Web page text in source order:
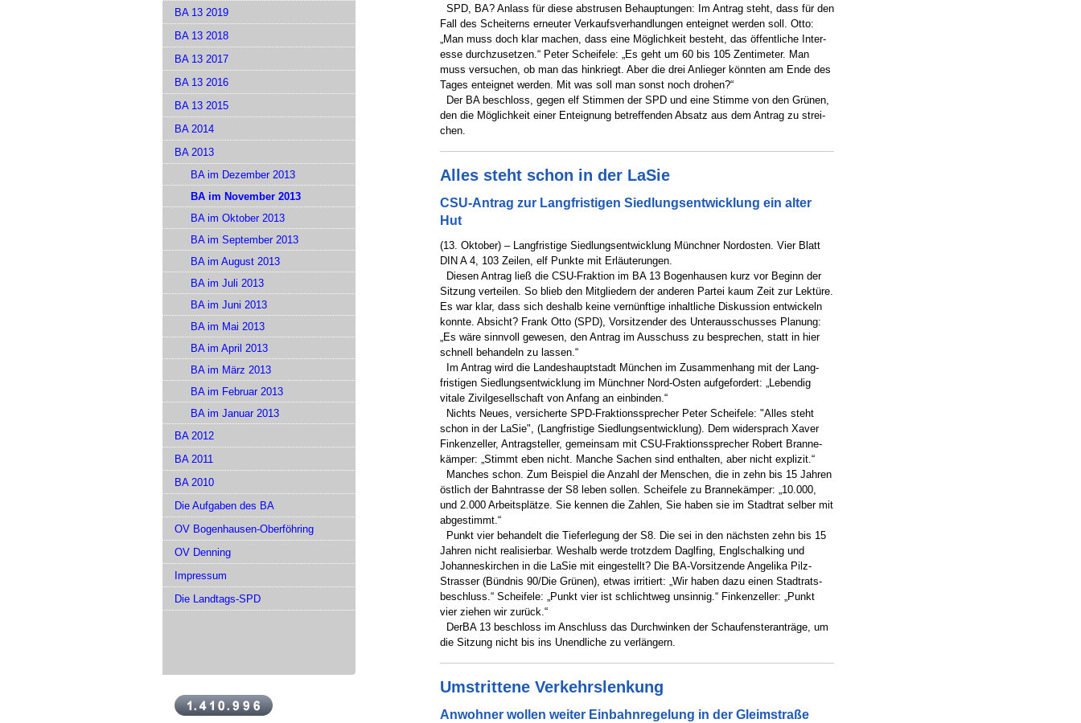
SPD, BA? Anlass für diese abstrusen Behauptungen: Im Antrag steht, dass für den
Fall des Scheiterns erneuter Verkaufsverhandlungen enteignet werden soll. Otto:
„Man muss doch klar machen, dass eine Möglichkeit besteht, das öffentliche Inter-
esse durchzusetzen.“ Peter Scheifele: „Es geht um 60 bis 105 Zentimeter. Man
muss versuchen, ob man das hinkriegt. Aber die drei Anlieger könnten am Ende des
Tages enteignet werden. Mit was soll man sonst noch drohen?“
Der BA beschloss, gegen elf Stimmen der SPD und eine Stimme von den Grünen,
den die Möglichkeit einer Enteignung betreffenden Absatz aus dem Antrag zu strei-
chen.
Alles steht schon in der LaSie
CSU-Antrag zur Langfristigen Siedlungsentwicklung ein alter
Hut
(13. Oktober) – Langfristige Siedlungsentwicklung Münchner Nordosten. Vier Blatt
DIN A 4, 103 Zeilen, elf Punkte mit Erläuterungen.
Diesen Antrag ließ die CSU-Fraktion im BA 13 Bogenhausen kurz vor Beginn der
Sitzung verteilen. So blieb den Mitgliedern der anderen Partei kaum Zeit zur Lektüre.
Es war klar, dass sich deshalb keine vernünftige inhaltliche Diskussion entwickeln
konnte. Absicht? Frank Otto (SPD), Vorsitzender des Unterausschusses Planung:
„Es wäre sinnvoll gewesen, den Antrag im Ausschuss zu besprechen, statt in hier
schnell behandeln zu lassen.“
Im Antrag wird die Landeshauptstadt München im Zusammenhang mit der Lang-
fristigen Siedlungsentwicklung im Münchner Nord-Osten aufgefordert: „Lebendig
vitale Zivilgesellschaft von Anfang an einbinden.“
Nichts Neues, versicherte SPD-Fraktionssprecher Peter Scheifele: "Alles steht
schon in der LaSie", (Langfristige Siedlungsentwicklung). Dem widersprach Xaver
Finkenzeller, Antragsteller, gemeinsam mit CSU-Fraktionssprecher Robert Branne-
kämper: „Stimmt eben nicht. Manche Sachen sind enthalten, aber nicht explizit.“
Manches schon. Zum Beispiel die Anzahl der Menschen, die in zehn bis 15 Jahren
östlich der Bahntrasse der S8 leben sollen. Scheifele zu Brannekämper: „10.000,
und 2.000 Arbeitsplätze. Sie kennen die Zahlen, Sie haben sie im Stadtrat selber mit
abgestimmt.“
Punkt vier behandelt die Tieferlegung der S8. Die sei in den nächsten zehn bis 15
Jahren nicht realisierbar. Weshalb werde trotzdem Daglfing, Englschalking und
Johanneskirchen in die LaSie mit eingestellt? Die BA-Vorsitzende Angelika Pilz-
Strasser (Bündnis 90/Die Grünen), etwas irritiert: „Wir haben dazu einen Stadtrats-
beschluss.“ Scheifele: „Punkt vier ist schlichtweg unsinnig.“ Finkenzeller: „Punkt
vier ziehen wir zurück.“
DerBA 13 beschloss im Anschluss das Durchwinken der Schaufensteranträge, um
die Sitzung nicht bis ins Unendliche zu verlängern.
Umstrittene Verkehrslenkung
Anwohner wollen weiter Einbahnregelung in der Gleimstraße
BA 13 2019
BA 13 2018
BA 13 2017
BA 13 2016
BA 13 2015
BA 2014
BA 2013
BA im Dezember 2013
BA im November 2013
BA im Oktober 2013
BA im September 2013
BA im August 2013
BA im Juli 2013
BA im Juni 2013
BA im Mai 2013
BA im April 2013
BA im März 2013
BA im Februar 2013
BA im Januar 2013
BA 2012
BA 2011
BA 2010
Die Aufgaben des BA
OV Bogenhausen-Oberföhring
OV Denning
Impressum
Die Landtags-SPD